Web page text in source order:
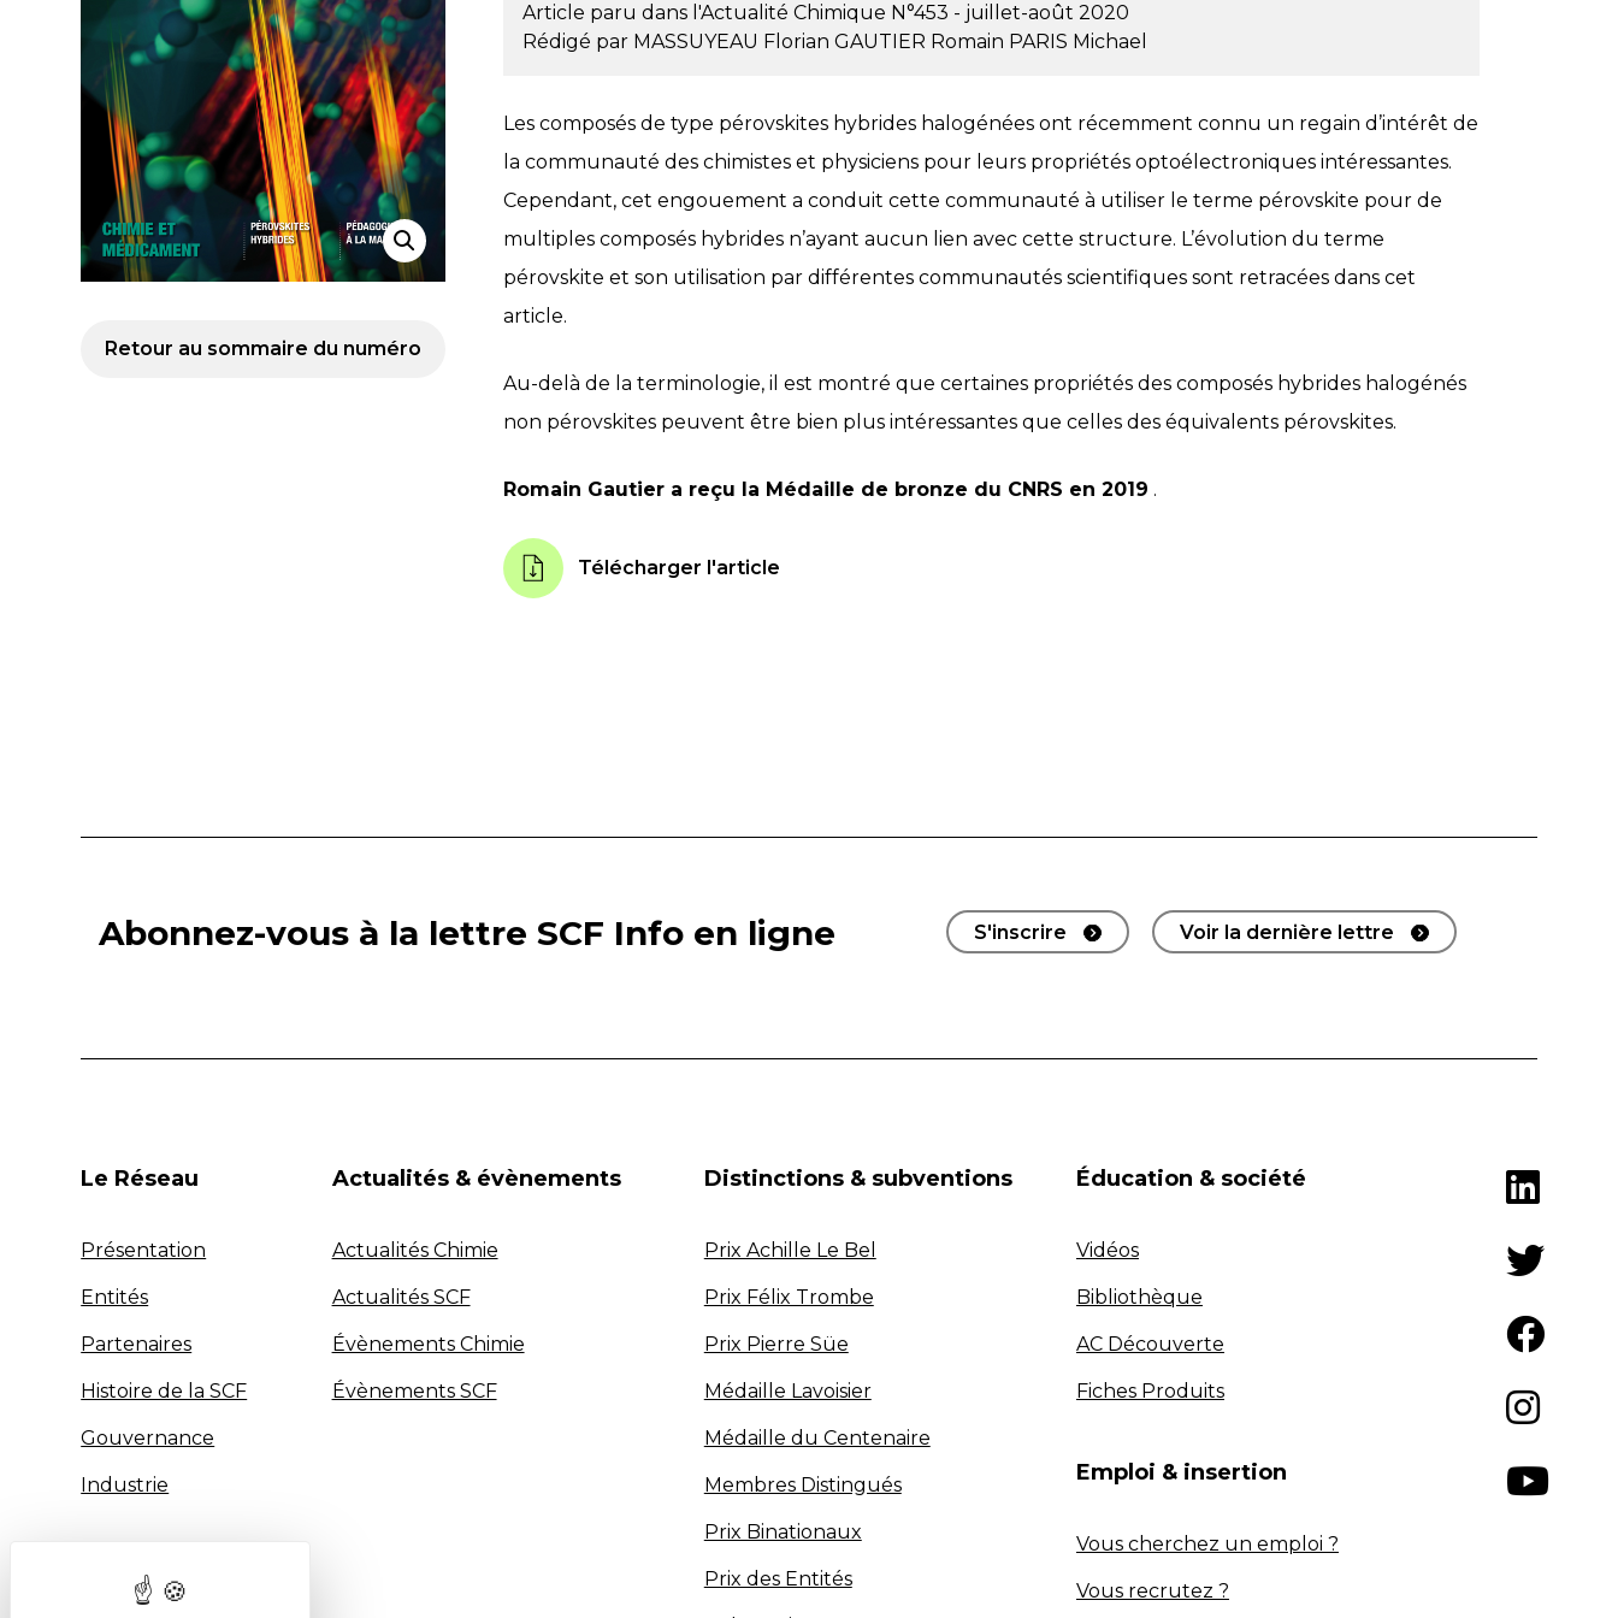
Retour au sommaire du numéro
Article paru dans l'Actualité Chimique N°453 - juillet-août 2020
Rédigé par MASSUYEAU Florian GAUTIER Romain PARIS Michael
Les composés de type pérovskites hybrides halogénées ont récemment connu un regain d’intérêt de
la communauté des chimistes et physiciens pour leurs propriétés optoélectroniques intéressantes.
Cependant, cet engouement a conduit cette communauté à utiliser le terme pérovskite pour de
multiples composés hybrides n’ayant aucun lien avec cette structure. L’évolution du terme
pérovskite et son utilisation par différentes communautés scientifiques sont retracées dans cet
article.
Au-delà de la terminologie, il est montré que certaines propriétés des composés hybrides halogénés
non pérovskites peuvent être bien plus intéressantes que celles des équivalents pérovskites.
Romain Gautier a reçu la Médaille de bronze du CNRS en 2019 .
Télécharger l'article
Abonnez-vous à la lettre SCF Info en ligne S'inscrire Voir la dernière lettre
Le Réseau
Présentation
Entités
Partenaires
Histoire de la SCF
Gouvernance
Industrie
Actualités & évènements
Actualités Chimie
Actualités SCF
Évènements Chimie
Évènements SCF
Distinctions & subventions
Prix Achille Le Bel
Prix Félix Trombe
Prix Pierre Süe
Médaille Lavoisier
Médaille du Centenaire
Membres Distingués
Prix Binationaux
Prix des Entités
Éducation & société
Vidéos
Bibliothèque
AC Découverte
Fiches Produits
Emploi & insertion
Vous cherchez un emploi ?
Vous recrutez ?